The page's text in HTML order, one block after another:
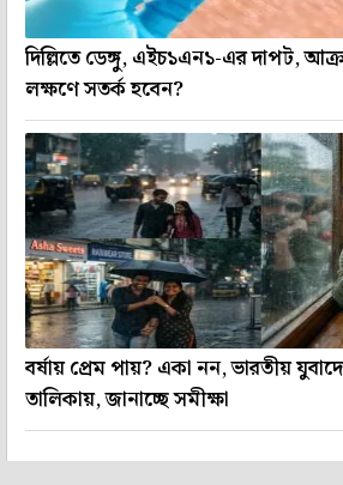
দিল্লিতে ডেঙ্গু, এইচ১এন১-এর দাপট,
লক্ষণে সতর্ক হবেন?
বর্ষায় প্রেম পায়? একা নন, ভারতীয়
তালিকায়, জানাচ্ছে সমীক্ষা